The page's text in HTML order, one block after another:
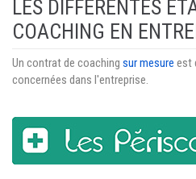
LES DIFFÉRENTES
COACHING EN
Un contrat de coaching sur mesure est
concernées dans l'entreprise.